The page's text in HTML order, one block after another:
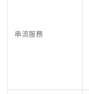
串流服務